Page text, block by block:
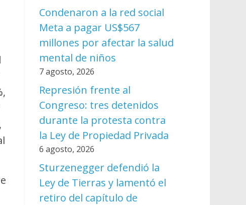
Condenaron a la red social
Meta a pagar US$567
millones por afectar la salud
mental de niños
7 agosto, 2026
Represión frente al
Congreso: tres detenidos
durante la protesta contra
la Ley de Propiedad Privada
6 agosto, 2026
Sturzenegger defendió la
Ley de Tierras y lamentó el
retiro del capítulo de